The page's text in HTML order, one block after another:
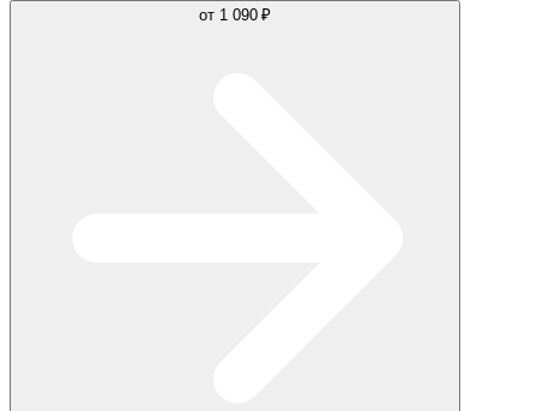
от 1 090 ₽